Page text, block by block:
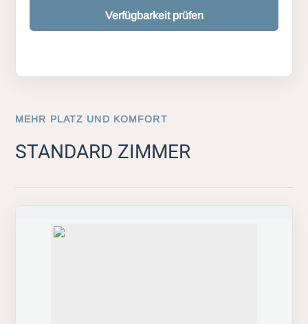
Verfügbarkeit prüfen
MEHR PLATZ UND KOMFORT
STANDARD ZIMMER